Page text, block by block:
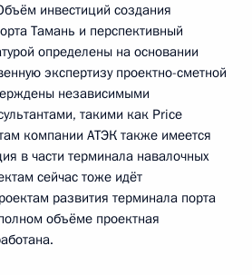
инвестиций создания
Тамань и перспективный
определены на основании
экспертизу проектно-сметной
независимыми
такими как Price
компании АТЭК также имеется
в части терминала навалочных
сейчас тоже идёт
развития терминала порта
объёме проектная